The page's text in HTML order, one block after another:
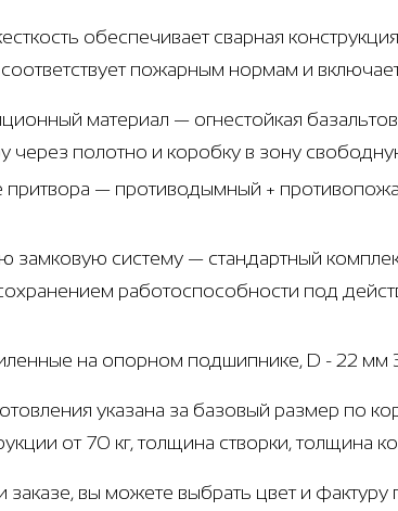
обеспечивает сварная
пожарным нормам и
материал — огнестойкая
через полотно и коробку в зону
притвора — противодымный +
замковую систему — стандартный
работоспособности под
на опорном подшипнике, D - 22 мм
указана за базовый размер по
от 70 кг, толщина створки, толщина
заказе, вы можете выбрать цвет и